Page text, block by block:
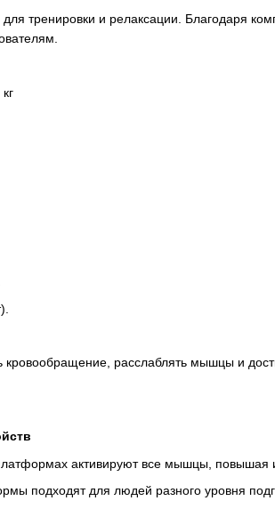
тренировки и релаксации. Благодаря
расслаблять мышцы и
активируют все мышцы, повышая
подходят для людей разного уровня